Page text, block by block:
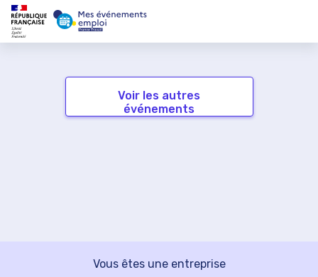
Voir les autres
événements
Vous êtes une entreprise